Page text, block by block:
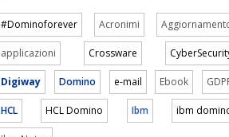
#Dominoforever Acronimi
applicazioni Crossware
Digiway Domino e-mail Ebook
HCL HCL Domino Ibm ibm